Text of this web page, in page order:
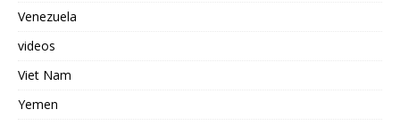
Venezuela
videos
Viet Nam
Yemen